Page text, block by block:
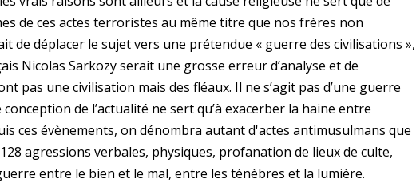
de ces actes terroristes au même titre que nos frères non
de déplacer le sujet vers une prétendue « guerre des civilisations »,
Nicolas Sarkozy serait une grosse erreur d’analyse et de
pas une civilisation mais des fléaux. Il ne s’agit pas d’une guerre
de l’actualité ne sert qu’à exacerber la haine entre
ces évènements, on dénombra autant d'actes antimusulmans que
agressions verbales, physiques, profanation de lieux de culte,
entre le bien et le mal, entre les ténèbres et la lumière.